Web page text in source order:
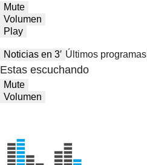
Mute
Volumen
Play
Noticias en 3′ Últimos programas
Estas escuchando
Mute
Volumen